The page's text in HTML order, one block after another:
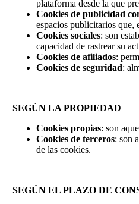
plataforma desde la que
Cookies de publicidad
espacios publicitarios que,
Cookies sociales: son
capacidad de rastrear su
Cookies de afiliados:
Cookies de seguridad:
SEGÚN LA PROPIEDAD
Cookies propias: son
Cookies de terceros: son
de las cookies.
SEGÚN EL PLAZO DE